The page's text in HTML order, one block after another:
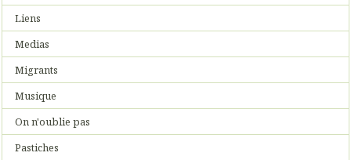
Liens
Medias
Migrants
Musique
On n'oublie pas
Pastiches